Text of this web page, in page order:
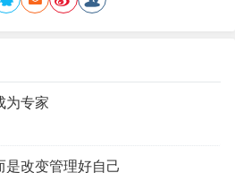
为专家
是改变管理好自己